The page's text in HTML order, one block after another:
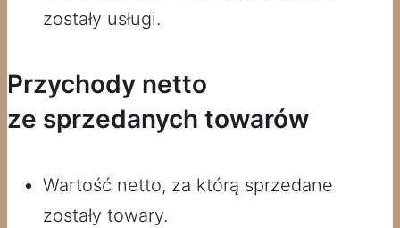
zostały usługi.
Przychody netto
ze sprzedanych towarów
Wartość netto, za którą sprzedane
zostały towary.